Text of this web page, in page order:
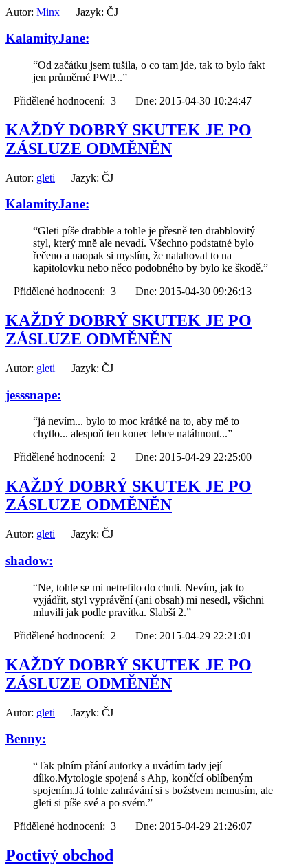
Autor: Minx Jazyk: ČJ
KalamityJane:
“Od začátku jsem tušila, o co tam jde, tak to bylo fakt
jen průměrné PWP...”
Přidělené hodnocení: 3 Dne: 2015-04-30 10:24:47
KAŽDÝ DOBRÝ SKUTEK JE PO
ZÁSLUZE ODMĚNĚN
Autor: gleti Jazyk: ČJ
KalamityJane:
“Gleti píše drabble a tohle je přesně ten drabblovitý
styl, který mně ale nevadí. Všechno podstatné bylo
řečeno a naopak si myslím, že natahovat to na
kapitolovku nebo něco podobného by bylo ke škodě.”
Přidělené hodnocení: 3 Dne: 2015-04-30 09:26:13
KAŽDÝ DOBRÝ SKUTEK JE PO
ZÁSLUZE ODMĚNĚN
Autor: gleti Jazyk: ČJ
jesssnape:
“já nevím... bylo to moc krátké na to, aby mě to
chytlo... alespoň ten konec lehce natáhnout...”
Přidělené hodnocení: 2 Dne: 2015-04-29 22:25:00
KAŽDÝ DOBRÝ SKUTEK JE PO
ZÁSLUZE ODMĚNĚN
Autor: gleti Jazyk: ČJ
shadow:
“Ne, tohle se mi netrefilo do chuti. Nevím, jak to
vyjádřit, styl vyprávění (ani obsah) mi nesedl, všichni
mluvili jak podle pravítka. Slabší 2.”
Přidělené hodnocení: 2 Dne: 2015-04-29 22:21:01
KAŽDÝ DOBRÝ SKUTEK JE PO
ZÁSLUZE ODMĚNĚN
Autor: gleti Jazyk: ČJ
Benny:
“Tak plním přání autorky a uvádím tady její
dílko.Mytologie spojená s Ahp, končící oblíbeným
spojením.Já tohle zahrávání si s božstvem nemusím, ale
gleti si píše své a po svém.”
Přidělené hodnocení: 3 Dne: 2015-04-29 21:26:07
Poctivý obchod